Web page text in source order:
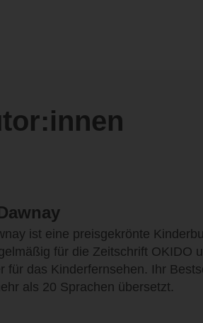
ist eine preisgekrönte
für die Zeitschrift OKIDO
für das Kinderfernsehen. Ihr
als 20 Sprachen übersetzt.